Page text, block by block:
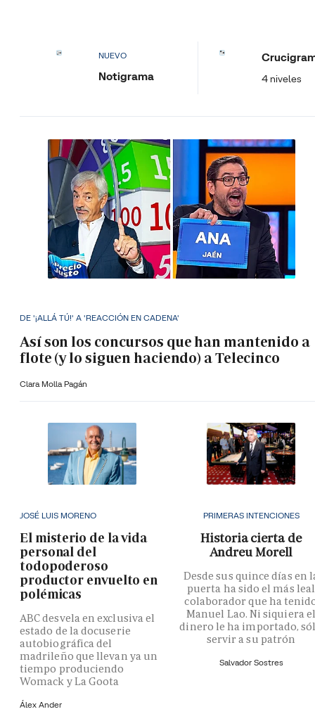
NUEVO
Notigrama 4 niveles
DE '¡ALLÁ TÚ!' A 'REACCIÓN EN CADENA'
Así son los concursos que han mantenido a
flote (y lo siguen haciendo) a Telecinco
Clara Molla Pagán
JOSÉ LUIS MORENO
El misterio de la vida
personal del
todopoderoso
productor envuelto en
polémicas
ABC desvela en exclusiva el
estado de la docuserie
autobiográfica del
madrileño que llevan ya un
tiempo produciendo
Womack y La Goota
Álex Ander
PRIMERAS INTENCIONES
Historia cierta de
Andreu Morell
Desde sus quince días en
puerta ha sido el más leal
colaborador que ha
Manuel Lao. Ni siquiera
dinero le ha importado,
servir a su patrón
Salvador Sostres